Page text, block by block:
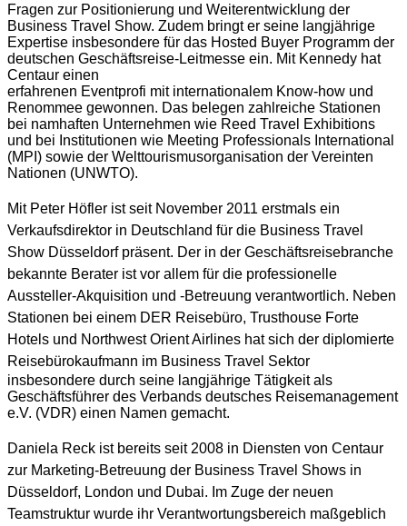
Fragen zur Positionierung und Weiterentwicklung der
Business Travel Show. Zudem bringt er seine langjährige
Expertise insbesondere für das Hosted Buyer Programm der
deutschen Geschäftsreise-Leitmesse ein. Mit Kennedy hat
Centaur einen
erfahrenen Eventprofi mit internationalem Know-how und
Renommee gewonnen. Das belegen zahlreiche Stationen
bei namhaften Unternehmen wie Reed Travel Exhibitions
und bei Institutionen wie Meeting Professionals International
(MPI) sowie der Welttourismusorganisation der Vereinten
Nationen (UNWTO).
Mit Peter Höfler ist seit November 2011 erstmals ein
Verkaufsdirektor in Deutschland für die Business Travel
Show Düsseldorf präsent. Der in der Geschäftsreisebranche
bekannte Berater ist vor allem für die professionelle
Aussteller-Akquisition und -Betreuung verantwortlich. Neben
Stationen bei einem DER Reisebüro, Trusthouse Forte
Hotels und Northwest Orient Airlines hat sich der diplomierte
Reisebürokaufmann im Business Travel Sektor
insbesondere durch seine langjährige Tätigkeit als
Geschäftsführer des Verbands deutsches Reisemanagement
e.V. (VDR) einen Namen gemacht.
Daniela Reck ist bereits seit 2008 in Diensten von Centaur
zur Marketing-Betreuung der Business Travel Shows in
Düsseldorf, London und Dubai. Im Zuge der neuen
Teamstruktur wurde ihr Verantwortungsbereich maßgeblich